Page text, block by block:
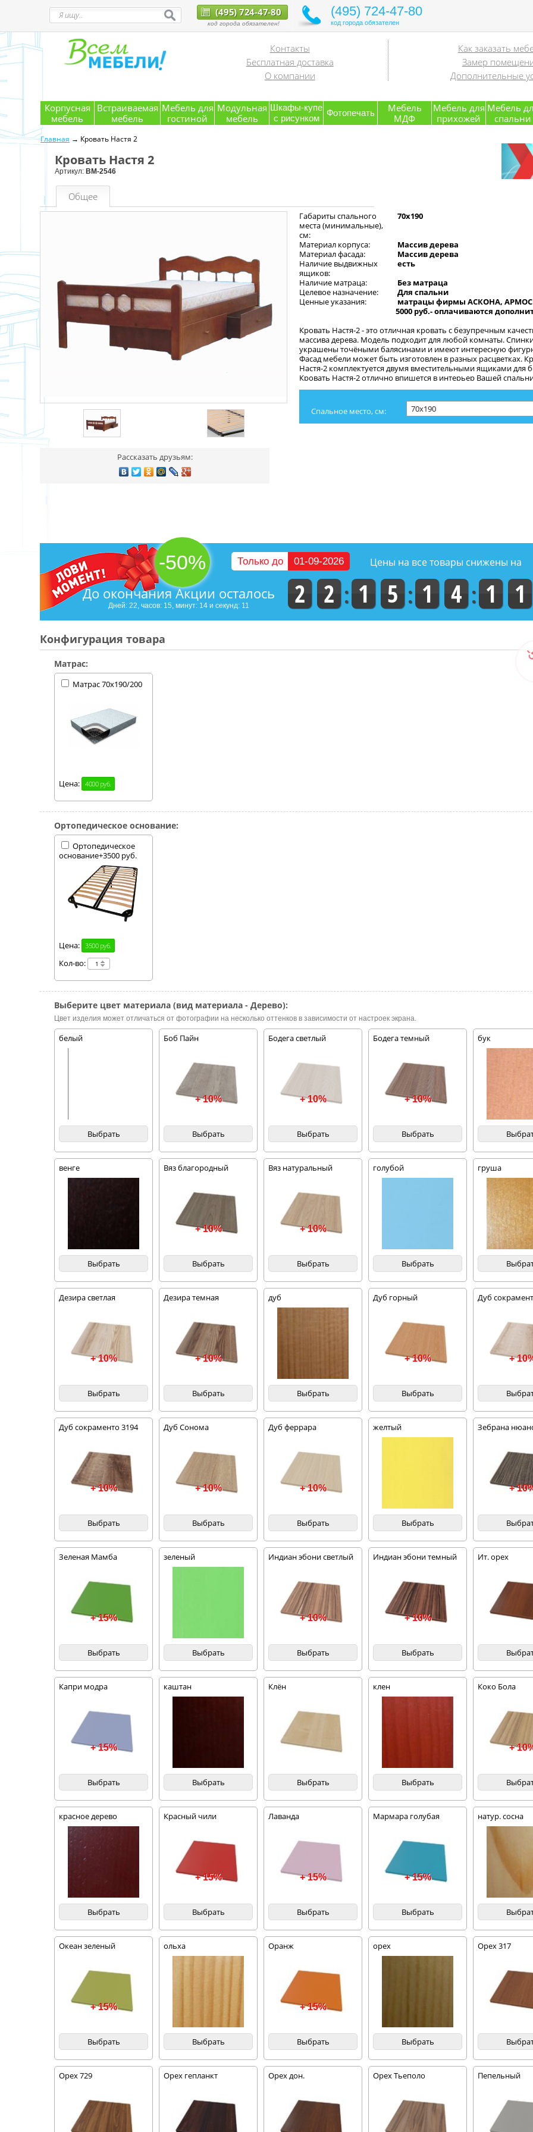
(495) 724-47-80
код города обязателен!
(495) 724-47-80
код города обязателен
Контакты
Бесплатная доставка
О компании
Как заказать
Замер
Дополнительные
Корпусная
мебель
Встраиваемая
мебель
Мебель для
гостиной
Модульная
мебель
Шкафы-купе
с рисунком
Фотопечать
Мебель
МДФ
Мебель для
прихожей
Мебель
спальни
Главная → Кровать Настя 2
Кровать Настя 2
Артикул: ВМ-2546
Общее
Рассказать друзьям:
Габариты спального
места (минимальные),
см:
70х190
Материал корпуса:
Массив дерева
Материал фасада:
Массив дерева
Наличие выдвижных
ящиков:
есть
Наличие матраца:
Без матраца
Целевое назначение:
Для спальни
Ценные указания:
матрацы фирмы АСКОНА, АРМОС
5000 руб.- оплачиваются
Кровать Настя-2 - это отличная кровать с безупречным
массива дерева. Модель подходит для любой комнаты.
украшены точёными балясинами и имеют интересную
Фасад мебели может быть изготовлен в разных расцветках.
Настя-2 комплектуется двумя вместительными ящиками для
Кровать Настя-2 отлично впишется в интерьер Вашей
Спальное место, см:
-50% Только до 01-09-2026 Цены на все товары снижены на
-
До окончания Акции осталось
Дней: 22, часов: 15, минут: 14 и секунд: 10 2 2 1 5 1 4 1 0
Конфигурация товара
Матрас:
Матрас 70х190/200
Цена: 4000 руб.
Ортопедическое основание:
Ортопедическое
основание+3500 руб.
Цена: 3500 руб.
Кол-во:
Выберите цвет материала (вид материала - Дерево):
Цвет изделия может отличаться от фотографии на несколько оттенков в зависимости от настроек экрана.
белый
Выбрать
Боб Пайн
+ 10%
Выбрать
Бодега светлый
+ 10%
Выбрать
Бодега темный
+ 10%
Выбрать
бук
венге
Выбрать
Вяз благородный
+ 10%
Выбрать
Вяз натуральный
+ 10%
Выбрать
голубой
Выбрать
груша
Дезира светлая
+ 10%
Выбрать
Дезира темная
+ 10%
Выбрать
дуб
Выбрать
Дуб горный
+ 10%
Выбрать
Дуб
+
Дуб сокраменто 3194
+ 10%
Выбрать
Дуб Сонома
+ 10%
Выбрать
Дуб феррара
+ 10%
Выбрать
желтый
Выбрать
Зебрана
+
Зеленая Мамба
+ 15%
Выбрать
зеленый
Выбрать
Индиан эбони светлый
+ 10%
Выбрать
Индиан эбони темный
+ 10%
Выбрать
Ит. орех
Капри модра
+ 15%
Выбрать
каштан
Выбрать
Клён
Выбрать
клен
Выбрать
Коко Бола
+
красное дерево
Выбрать
Красный чили
+ 15%
Выбрать
Лаванда
+ 15%
Выбрать
Мармара голубая
+ 15%
Выбрать
натур. сосна
Океан зеленый
+ 15%
Выбрать
ольха
Выбрать
Оранж
+ 15%
Выбрать
орех
Выбрать
Орех 317
Орех 729 Орех гепланкт Орех дон. Орех Тьеполо Пепельный